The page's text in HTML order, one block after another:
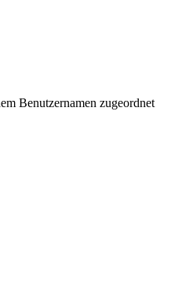
Benutzernamen zugeordnet